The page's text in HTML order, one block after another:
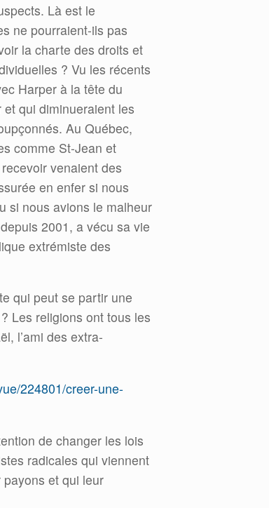
Là est le
ne pourraient-ils pas
la charte des droits et
? Vu les récents
Harper à la tête du
et qui diminueraient les
Au Québec,
comme St-Jean et
venaient des
en enfer si nous
si nous avions le malheur
2001, a vécu sa vie
extrémiste des
qui peut se partir une
Les religions ont tous les
l’ami des extra-
224801/creer-une-
de changer les lois
radicales qui viennent
et qui leur